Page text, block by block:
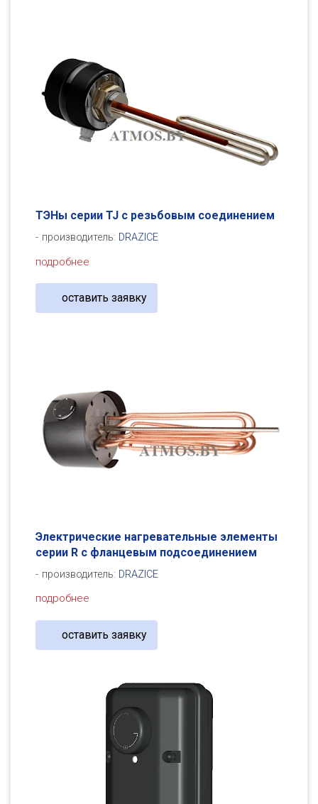
ТЭНы серии TJ с резьбовым соединением
производитель: DRAZICE
подробнее
оставить заявку
Электрические нагревательные элементы
серии R с фланцевым подсоединением
производитель: DRAZICE
подробнее
оставить заявку